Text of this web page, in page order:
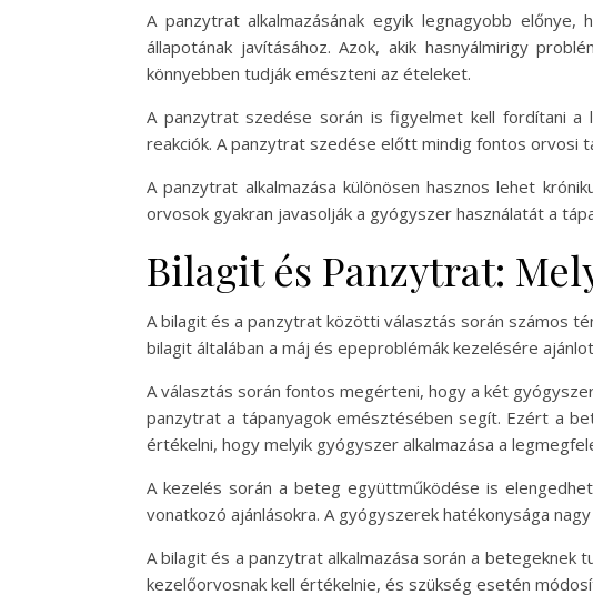
A panzytrat alkalmazásának egyik legnagyobb
állapotának javításához. Azok, akik hasnyálmirigy
könnyebben tudják emészteni az ételeket.
A panzytrat szedése során is figyelmet kell fordítani a
reakciók. A panzytrat szedése előtt mindig fontos orvosi
A panzytrat alkalmazása különösen hasznos lehet
orvosok gyakran javasolják a gyógyszer használatát a
Bilagit és Panzytrat:
A bilagit és a panzytrat közötti választás során számos
bilagit általában a máj és epeproblémák kezelésére
A választás során fontos megérteni, hogy a két
panzytrat a tápanyagok emésztésében segít. Ezért a
értékelni, hogy melyik gyógyszer alkalmazása a
A kezelés során a beteg együttműködése is
vonatkozó ajánlásokra. A gyógyszerek hatékonysága
A bilagit és a panzytrat alkalmazása során a betegeknek
kezelőorvosnak kell értékelnie, és szükség esetén